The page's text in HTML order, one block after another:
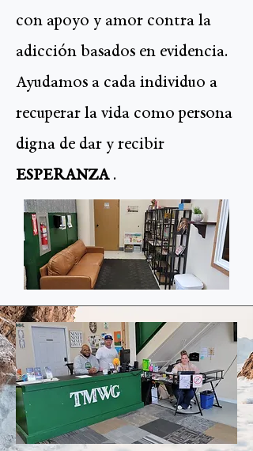
con apoyo y amor contra la
adicción basados en evidencia.
Ayudamos a cada individuo a
recuperar la vida como persona
digna de dar y recibir
ESPERANZA.